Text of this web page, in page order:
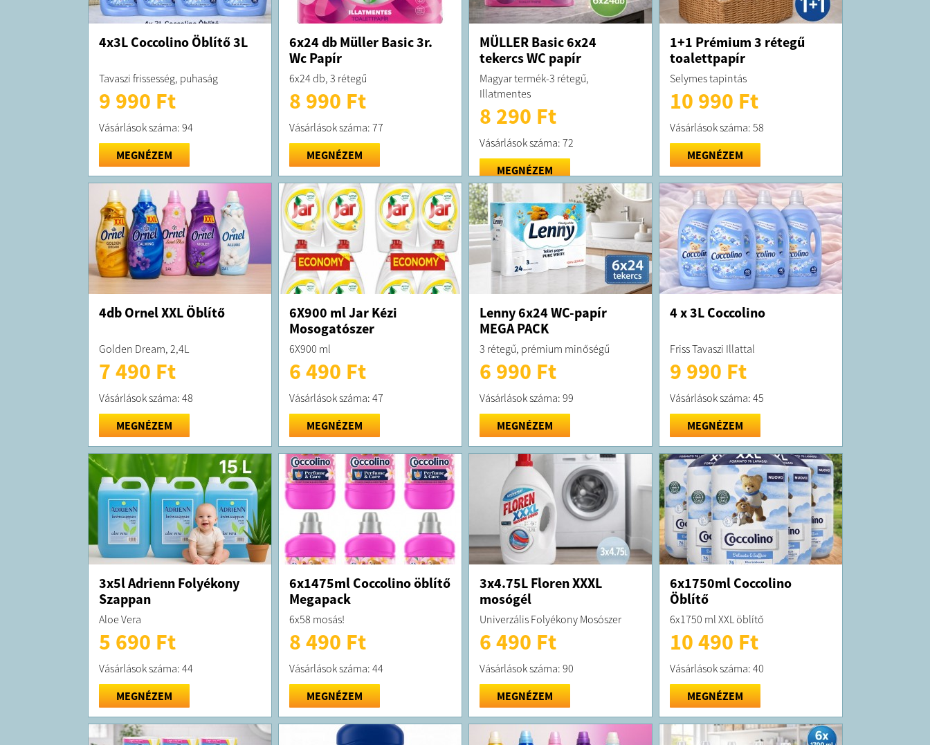
4x3L Coccolino Öblítő 3L
Tavaszi frissesség, puhaság
9 990 Ft
Vásárlások száma: 94
MEGNÉZEM
6x24 db Müller Basic 3r.
Wc Papír
6x24 db, 3 rétegű
8 990 Ft
Vásárlások száma: 77
MEGNÉZEM
MÜLLER Basic 6x24
tekercs WC papír
Magyar termék-3 rétegű,
Illatmentes
8 290 Ft
Vásárlások száma: 72
MEGNÉZEM
1+1 Prémium 3 rétegű
toalettpapír
Selymes tapintás
10 990 Ft
Vásárlások száma: 58
MEGNÉZEM
4db Ornel XXL Öblítő
Golden Dream, 2,4L
7 490 Ft
Vásárlások száma: 48
MEGNÉZEM
6X900 ml Jar Kézi
Mosogatószer
6X900 ml
6 490 Ft
Vásárlások száma: 47
MEGNÉZEM
Lenny 6x24 WC-papír
MEGA PACK
3 rétegű, prémium minőségű
6 990 Ft
Vásárlások száma: 99
MEGNÉZEM
4 x 3L Coccolino
Friss Tavaszi Illattal
9 990 Ft
Vásárlások száma: 45
MEGNÉZEM
3x5l Adrienn Folyékony
Szappan
Aloe Vera
5 690 Ft
Vásárlások száma: 44
MEGNÉZEM
6x1475ml Coccolino öblítő
Megapack
6x58 mosás!
8 490 Ft
Vásárlások száma: 44
MEGNÉZEM
3x4.75L Floren XXXL
mosógél
Univerzális Folyékony Mosószer
6 490 Ft
Vásárlások száma: 90
MEGNÉZEM
6x1750ml Coccolino
Öblítő
6x1750 ml XXL öblítő
10 490 Ft
Vásárlások száma: 40
MEGNÉZEM